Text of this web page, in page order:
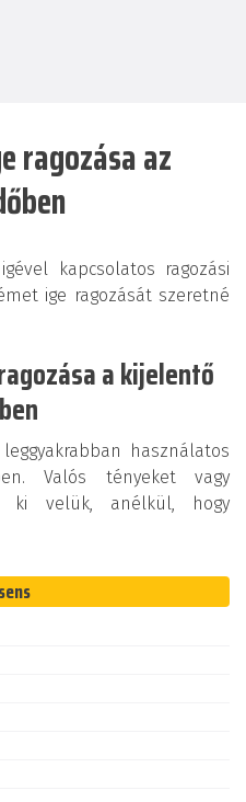
ragozása az
kapcsolatos ragozási
ige ragozását szeretné
a kijelentő
használatos
Valós tényeket vagy
ki velük, anélkül, hogy